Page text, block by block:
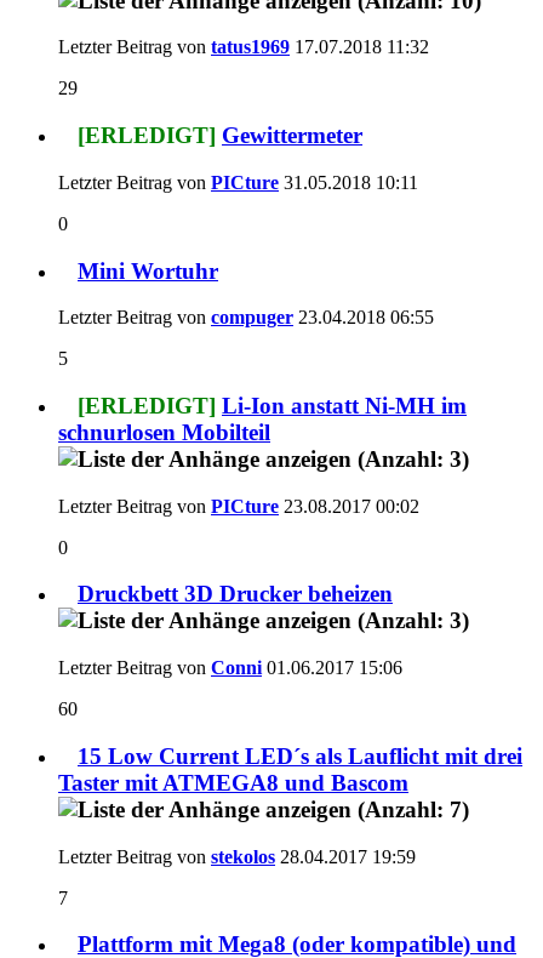
Letzter Beitrag von tatus1969 17.07.2018 11:32
29
[ERLEDIGT] Gewittermeter
Letzter Beitrag von PICture 31.05.2018 10:11
0
Mini Wortuhr
Letzter Beitrag von compuger 23.04.2018 06:55
5
[ERLEDIGT] Li-Ion anstatt Ni-MH im
schnurlosen Mobilteil
Letzter Beitrag von PICture 23.08.2017 00:02
0
Druckbett 3D Drucker beheizen
Letzter Beitrag von Conni 01.06.2017 15:06
60
15 Low Current LED´s als Lauflicht mit drei
Taster mit ATMEGA8 und Bascom
Letzter Beitrag von stekolos 28.04.2017 19:59
7
Plattform mit Mega8 (oder kompatible) und